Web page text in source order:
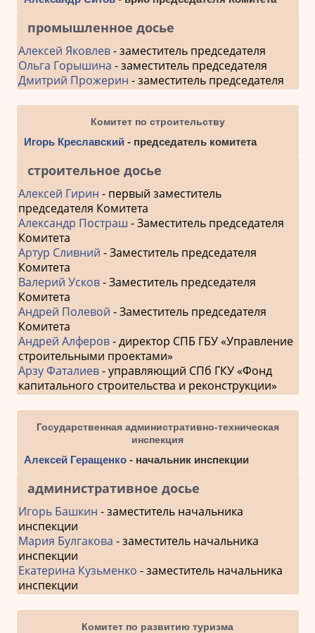
промышленное досье
Алексей Яковлев- заместитель председателя
Ольга Горышина - заместитель председателя
Дмитрий Прожерин - заместитель председателя
Комитет по строительству
Игорь Креславский - председатель комитета
строительное досье
Алексей Гирин - первый заместитель
председателя Комитета
Александр Постраш - Заместитель председателя
Комитета
Артур Сливний - Заместитель председателя
Комитета
Валерий Усков- Заместитель председателя
Комитета
Андрей Полевой - Заместитель председателя
Комитета
Андрей Алферов- директор СПБ ГБУ «Управление
строительными проектами»
Арзу Фаталиев- управляющий СПб ГКУ «Фонд
капитального строительства и реконструкции»
Государственная административно-техническая
инспекция
Алексей Геращенко- начальник инспекции
административное досье
Игорь Башкин - заместитель начальника
инспекции
Мария Булгакова - заместитель начальника
инспекции
Екатерина Кузьменко - заместитель начальника
инспекции
Комитет по развитию туризма